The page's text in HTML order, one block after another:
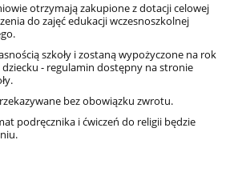
otrzymają zakupione z dotacji celowej
do zajęć edukacji wczesnoszkolnej
szkoły i zostaną wypożyczone na rok
- regulamin dostępny na stronie
bez obowiązku zwrotu.
podręcznika i ćwiczeń do religii będzie